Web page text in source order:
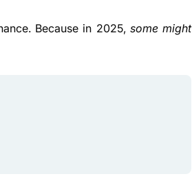
Because in 2025, some might